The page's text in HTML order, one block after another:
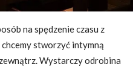
na spędzenie czasu z
chcemy stworzyć intymną
Wystarczy odrobina